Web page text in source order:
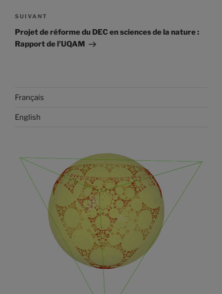
Article
suivant
SUIVANT
Projet de réforme du DEC en sciences de la nature :
Rapport de l’UQAM
Français
English